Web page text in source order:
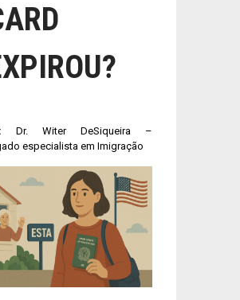
Dr. Witer DeSiqueira –
especialista em Imigração